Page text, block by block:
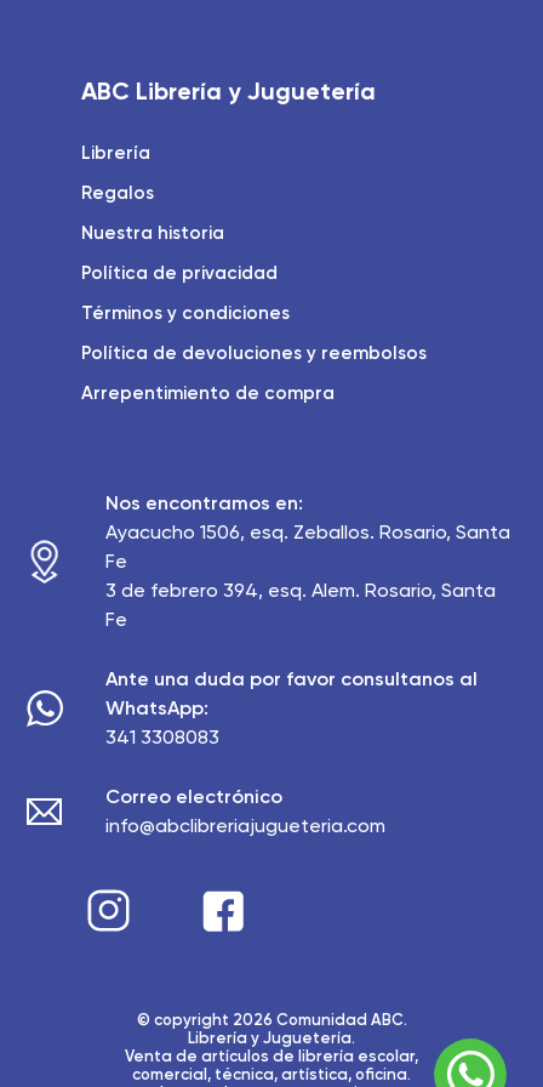
ABC Librería y Juguetería
Librería
Regalos
Nuestra historia
Política de privacidad
Términos y condiciones
Política de devoluciones y reembolsos
Arrepentimiento de compra
Nos encontramos en:
Ayacucho 1506, esq. Zeballos. Rosario, Santa
Fe
3 de febrero 394, esq. Alem. Rosario, Santa
Fe
Ante una duda por favor consultanos al
WhatsApp:
341 3308083
Correo electrónico
info@abclibreriajugueteria.com
© copyright 2026 Comunidad ABC.
Librería y Juguetería.
Venta de artículos de librería escolar,
comercial, técnica, artística, oficina.